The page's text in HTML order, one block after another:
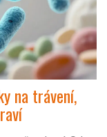
na trávení,